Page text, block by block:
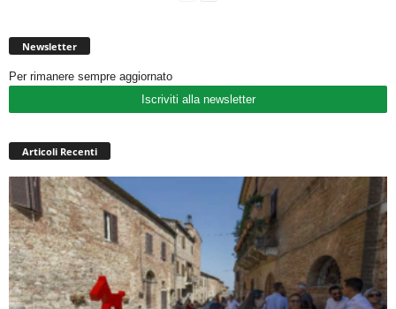
Newsletter
Per rimanere sempre aggiornato
Iscriviti alla newsletter
Articoli Recenti